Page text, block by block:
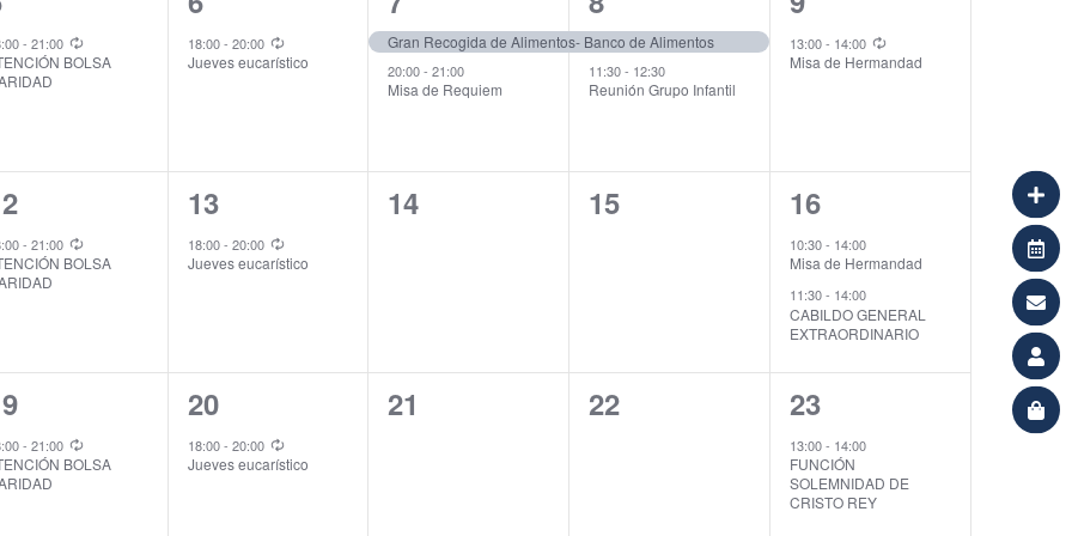
- 21:00
BOLSA
evento,
18:00- 20:00
Jueves eucarístico
eventos,
Gran Recogida de Alimentos- Banco de Alimentos
20:00-21:00
Misa de Requiem
eventos,
11:30- 12:30
Reunión Grupo Infantil
evento,
13:00- 14:00
Misa de Hermandad
- 21:00
BOLSA
1
evento,
13
18:00- 20:00
Jueves eucarístico
0
14
0
15
2
eventos,
16
10:30- 14:00
Misa de Hermandad
11:30- 14:00
CABILDO GENERAL
EXTRAORDINARIO
- 21:00
BOLSA
1
evento,
20
18:00- 20:00
Jueves eucarístico
0
21
0
22
1
evento,
23
13:00- 14:00
FUNCIÓN
SOLEMNIDAD DE
CRISTO REY